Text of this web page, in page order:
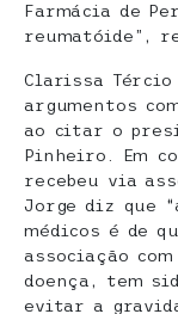
Farmácia de
reumatóide”,
Clarissa Tércio
argumentos
ao citar o
Pinheiro. Em
recebeu via
Jorge diz que
médicos é de
associação
doença, tem
evitar a